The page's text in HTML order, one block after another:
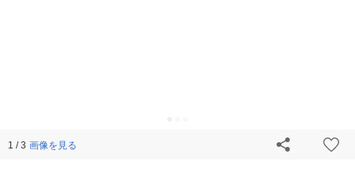
1 / 3 画像を見る